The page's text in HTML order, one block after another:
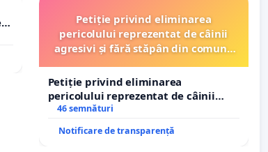
Petiție privind eliminarea
pericolului reprezentat de câinii
agresivi și fără stăpân din comuna
Petiție privind eliminarea
pericolului reprezentat de câinii
agresivi și fără stăpân din comuna
46 semnături
Notificare de transparență